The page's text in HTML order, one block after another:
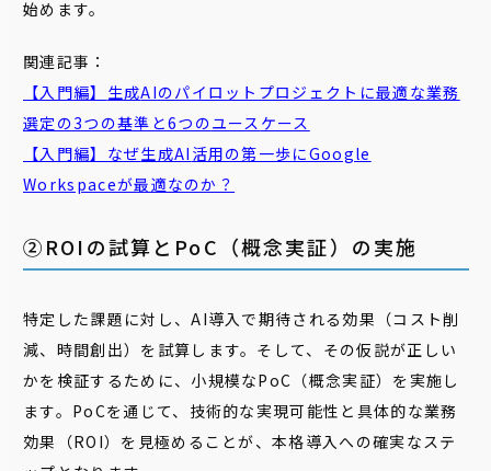
始めます。
関連記事：
【入門編】 生成AIのパイロットプロジェクトに最適な業務
選定の3つの基準と6つのユース ケース
【入門編】なぜ生成AI 活用の第一歩にGoogle
Workspaceが最適なのか？
②ROIの試算とPoC（概念実証）の実施
特定した課題に対し、AI導入で期待される効果（コスト削
減、時間創出）を試算します。そして、その仮説が正しい
かを検証するために、小規模なPoC（概念実証）を実施し
ます。PoCを通じて、技術的な実現可能性と具体的な業務
効果（ROI）を見極めることが、本格導入への確実なステ